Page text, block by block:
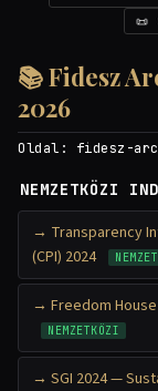
📜
📚 Fidesz
2026
Oldal: fidesz-
NEMZETKÖZI
Transparency
(CPI) 2024
Freedom
NEMZETKÖZI
SGI 2024 —